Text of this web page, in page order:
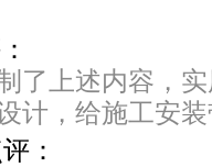
了上述内容，
计，给施工安
：